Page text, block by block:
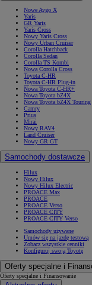
Nowe Aygo X
Yaris
GR Yaris
Yaris Cross
Nowy Yaris Cross
Nowy Urban Cruiser
Corolla Hatchback
Corolla Sedan
Corolla TS Kombi
Nowa Corolla Cross
Toyota C-HR
Toyota C-HR Plug-in
Nowa Toyota C-HR+
Nowa Toyota bZ4X
Nowa Toyota bZ4X Touring
Camry
Prius
Mirai
Nowy RAV4
Land Cruiser
Nowy GR GT
Samochody dostawcze
Hilux
Nowy Hilux
Nowy Hilux Electric
PROACE Max
PROACE
PROACE Verso
PROACE CITY
PROACE CITY Verso
Samochody używane
Umów się na jazdę testową
Zobacz wszystkie cenniki
Konfiguruj swoją Toyotę
Oferty specjalne i
Oferty specjalne i Finansowanie